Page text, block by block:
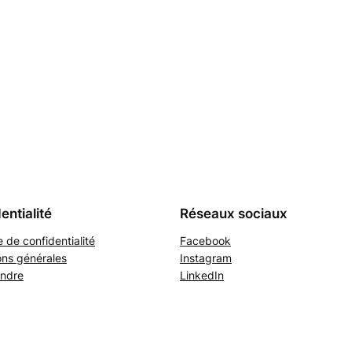
de confidentialité
générales
Réseaux sociaux
Facebook
Instagram
LinkedIn